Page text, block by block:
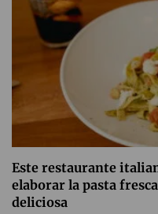
Este restaurante
elaborar la pasta
deliciosa